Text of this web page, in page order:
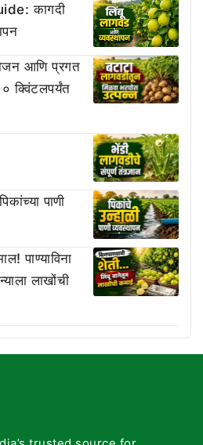
कागदी
आणि प्रगत
क्विंटलपर्यंत
पाणी
पाण्याविना
लाखोंची